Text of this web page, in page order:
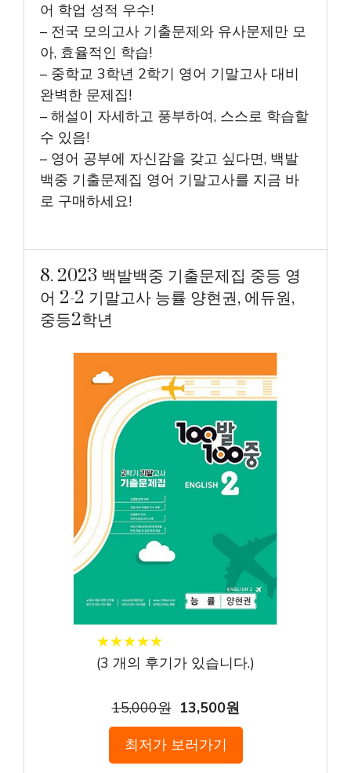
어 학업 성적 우수!
– 전국 모의고사 기출문제와 유사문제만 모
아, 효율적인 학습!
– 중학교 3학년 2학기 영어 기말고사 대비
완벽한 문제집!
– 해설이 자세하고 풍부하여, 스스로 학습할
수 있음!
– 영어 공부에 자신감을 갖고 싶다면, 백발
백중 기출문제집 영어 기말고사를 지금 바
로 구매하세요!
8. 2023 백발백중 기출문제집 중등 영
어 2-2 기말고사 능률 양현권, 에듀원,
중등2학년
★★★★★
★★★★★
(3 개의 후기가 있습니다.)
15,000원 13,500원
최저가 보러가기